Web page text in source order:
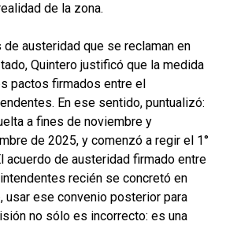
de la zona.
austeridad que se reclaman en
Quintero justificó que la medida
pactos firmados entre el
En ese sentido, puntualizó:
a fines de noviembre y
de 2025, y comenzó a regir el 1°
acuerdo de austeridad firmado entre
recién se concretó en
usar ese convenio posterior para
no sólo es incorrecto: es una